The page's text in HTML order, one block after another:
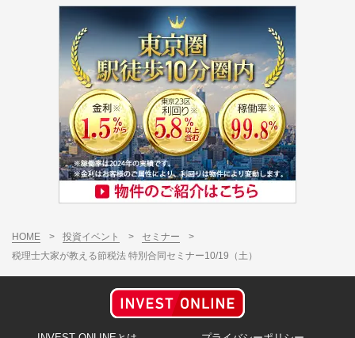
HOME > 投資イベント > セミナー
>
税理士大家が教える節税法 特別合同セミナー10/19（土）